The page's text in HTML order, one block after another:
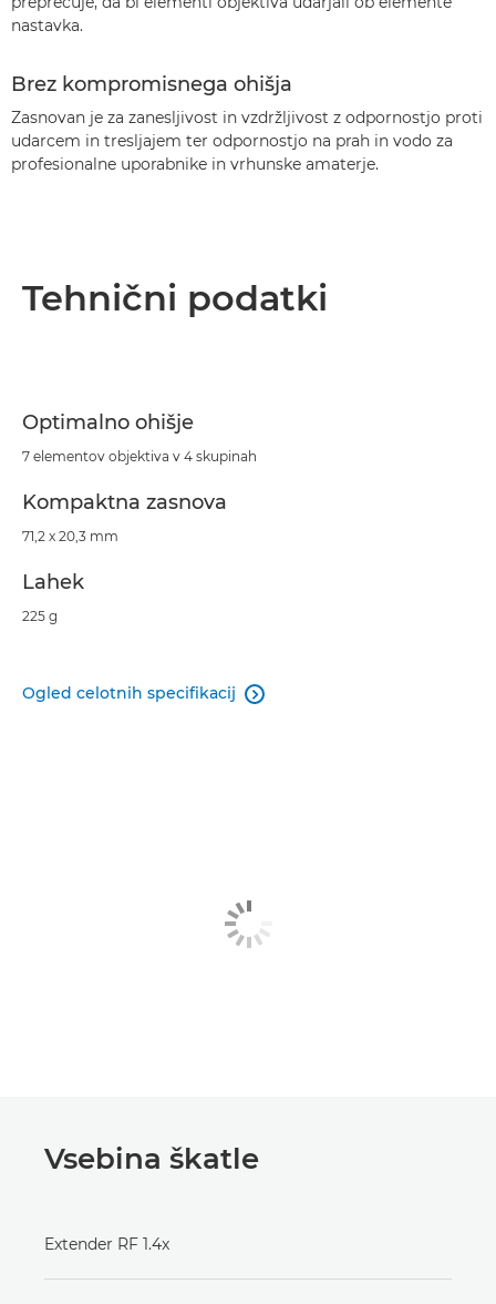
nastavka.
Brez kompromisnega ohišja
Zasnovan je za zanesljivost in vzdržljivost z odpornostjo proti
udarcem in tresljajem ter odpornostjo na prah in vodo za
profesionalne uporabnike in vrhunske amaterje.
Tehnični podatki
Optimalno ohišje
7 elementov objektiva v 4 skupinah
Kompaktna zasnova
71,2 x 20,3 mm
Lahek
225 g
Ogled celotnih specifikacij 
Vsebina škatle
Extender RF 1.4x